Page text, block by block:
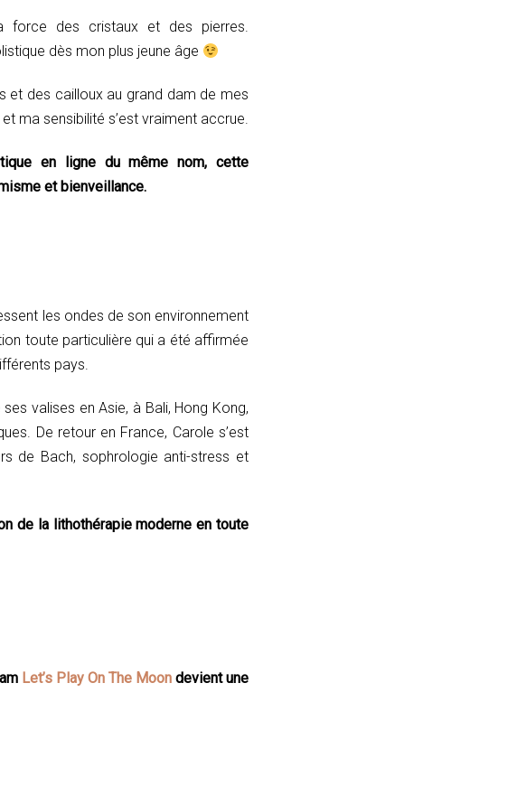
force des cristaux et des pierres.
dès mon plus jeune âge
et des cailloux au grand dam de mes
ma sensibilité s’est vraiment accrue.
en ligne du même nom, cette
et bienveillance.
les ondes de son environnement
toute particulière qui a été affirmée
pays.
valises en Asie, à Bali, Hong Kong,
De retour en France, Carole s’est
de Bach, sophrologie anti-stress et
de la lithothérapie moderne en toute
Let’s Play On The Moondevient une